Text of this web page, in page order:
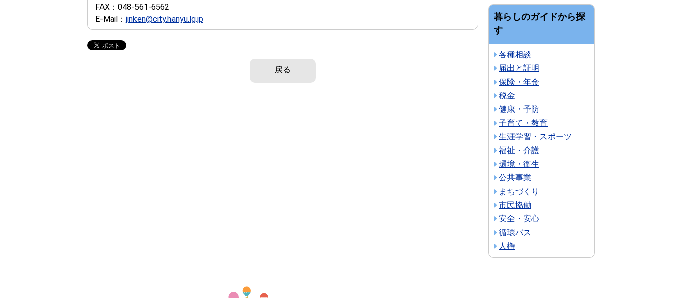
FAX： 048-561-6562
E-Mail： jinken@city.hanyu.lg.jp
戻る
暮らしのガイドから探
す
各種相談
届出と証明
保険・年金
税金
健康・予防
子育て・教育
生涯学習・スポーツ
福祉・介護
環境・衛生
公共事業
まちづくり
市民協働
安全・安心
循環バス
人権